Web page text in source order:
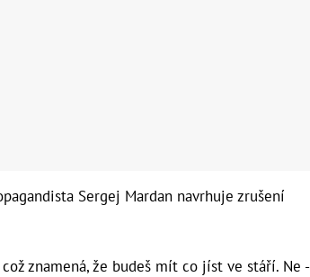
Sergej Mardan navrhuje zrušení
znamená, že budeš mít co jíst ve stáří. Ne -